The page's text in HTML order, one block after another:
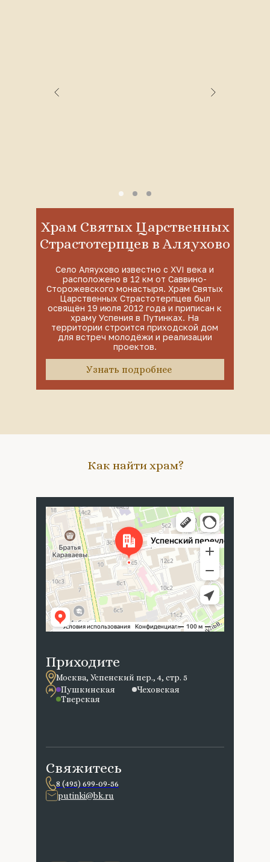
Храм Святых Царственных
Страстотерпцев в Аляухово
Село Аляухово известно с XVI века и
расположено в 12 км от Саввино-
Сторожевского монастыря. Храм Святых
Царственных Страстотерпцев был
освящён 19 июля 2012 года и приписан к
храму Успения в Путинках. На
территории строится приходской дом
для встреч молодёжи и реализации
проектов.
Узнать подробнее
Свяжитесь
8 (495) 699-09-56
putinki@bk.ru
Приходите
Москва, Успенский пер., 4, стр. 5
Пушкинская
Чеховская
Тверская
Как найти храм?
Москва
Успенский переулок, 4с5 — Яндекс Карты